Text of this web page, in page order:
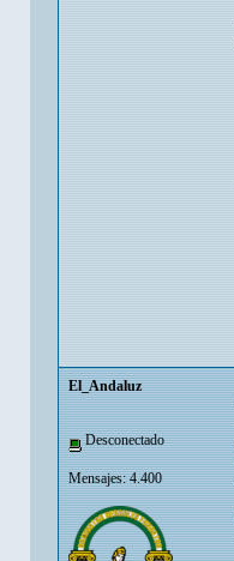
El_Andaluz
Desconectado
Mensajes: 4.400